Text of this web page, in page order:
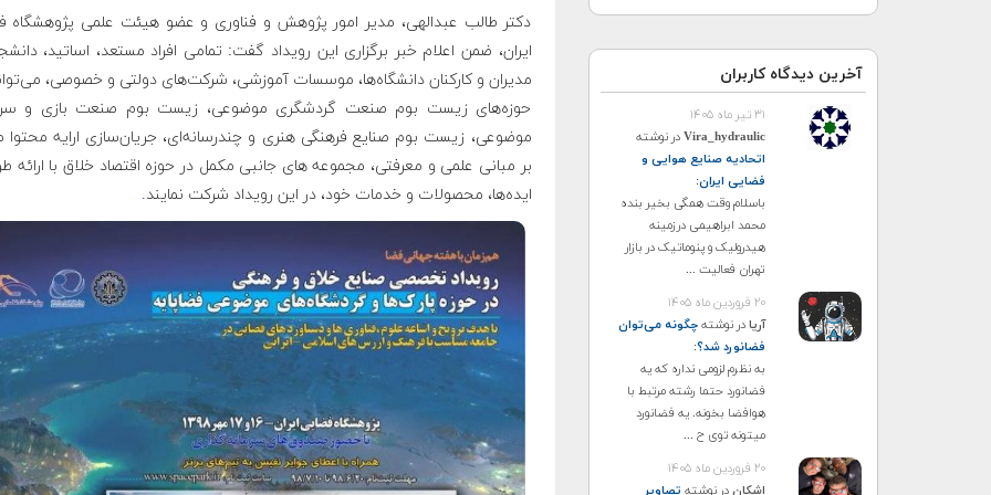
آخرین دیدگاه کاربران
۳۱ تیر ماه ۱۴۰۵
Vira_hydraulicدر نوشته
اتحادیه صنایع هوایی و
فضایی ایران:
باسلام وقت همگی بخیر بنده
محمد ابراهیمی درزمینه
هیدرولیک و پنوماتیک در بازار
تهران فعالیت ...
۲۰ فروردین ماه ۱۴۰۵
آریادر نوشتهچگونه می‌توان
فضانورد شد؟:
به نظرم لزومی نداره که یه
فضانورد حتما رشته مرتبط با
هوافضا بخونه. یه فضانورد
میتونه توی ح ...
۲۰ فروردین ماه ۱۴۰۵
اشکاندر نوشته تصاویر
دکتر طالب عبدالهی، مدیر امور پژوهش و فناوری و عضو هیئت علمی پژوهشگاه
ایران، ضمن اعلام خبر برگزاری این رویداد گفت: تمامی افراد مستعد، اساتید،
مدیران و کارکنان دانشگاه‌ها، موسسات آموزشی، شرکت‌های دولتی و خصوصی،
حوزه‌های زیست بوم صنعت گردشگری موضوعی، زیست بوم صنعت بازی و
موضوعی، زیست بوم صنایع فرهنگی هنری و چندرسانه‌ای، جریان‌سازی ارایه محتوا
بر مبانی علمی و معرفتی، مجموعه های جانبی مکمل در حوزه اقتصاد خلاق با ارائه
ایده‌ها، ‌محصولات و خدمات خود، در این رویداد شرکت نمایند.